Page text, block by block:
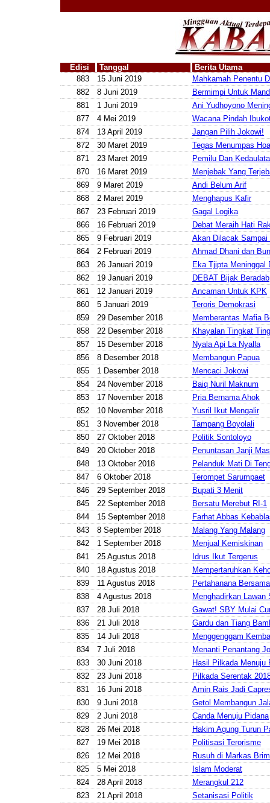
Edisi Tanggal
Berita Utama
883
15 Juni 2019
Mahkamah Penentu
882
8 Juni 2019
Bermimpi Untuk
881
1 Juni 2019
Ani Yudhoyono
877
4 Mei 2019
Wacana Pindah
874
13 April 2019
Jangan Pilih Jokowi!
872
30 Maret 2019
Tegas Menumpas
871
23 Maret 2019
Pemilu Dan
870
16 Maret 2019
Menjebak Yang
869
9 Maret 2019
Andi Belum Arif
868
2 Maret 2019
Menghapus Kafir
867
23 Februari 2019
Gagal Logika
866
16 Februari 2019
Debat Meraih Hati
865
9 Februari 2019
Akan Dilacak
864
2 Februari 2019
Ahmad Dhani dan
863
26 Januari 2019
Eka Tjipta Meninggal
862
19 Januari 2019
DEBAT Bijak Beradab
861
12 Januari 2019
Ancaman Untuk KPK
860
5 Januari 2019
Teroris Demokrasi
859
29 Desember 2018
Memberantas Mafia
858
22 Desember 2018
Khayalan Tingkat
857
15 Desember 2018
Nyala Api La Nyalla
856
8 Desember 2018
Membangun Papua
855
1 Desember 2018
Mencaci Jokowi
854
24 November 2018
Baiq Nuril Maknum
853
17 November 2018
Pria Bernama Ahok
852
10 November 2018
Yusril Ikut Mengalir
851
3 November 2018
Tampang Boyolali
850
27 Oktober 2018
Politik Sontoloyo
849
20 Oktober 2018
Penuntasan Janji
848
13 Oktober 2018
Pelanduk Mati Di
847
6 Oktober 2018
Terompet Sarumpaet
846
29 September 2018
Bupati 3 Menit
845
22 September 2018
Bersatu Merebut RI-1
844
15 September 2018
Farhat Abbas
843
8 September 2018
Malang Yang Malang
842
1 September 2018
Menjual Kemiskinan
841
25 Agustus 2018
Idrus Ikut Tergerus
840
18 Agustus 2018
Mempertaruhkan
839
11 Agustus 2018
Pertahanana
838
4 Agustus 2018
Menghadirkan Lawan
837
28 Juli 2018
Gawat! SBY Mulai
836
21 Juli 2018
Gardu dan Tiang
835
14 Juli 2018
Menggenggam
834
7 Juli 2018
Menanti Penantang
833
30 Juni 2018
Hasil Pilkada Menuju
832
23 Juni 2018
Pilkada Serentak
831
16 Juni 2018
Amin Rais Jadi
830
9 Juni 2018
Getol Membangun
829
2 Juni 2018
Canda Menuju Pidana
828
26 Mei 2018
Hakim Agung Turun
827
19 Mei 2018
Politisasi Terorisme
826
12 Mei 2018
Rusuh di Markas
825
5 Mei 2018
Islam Moderat
824
28 April 2018
Merangkul 212
823
21 April 2018
Setanisasi Politik